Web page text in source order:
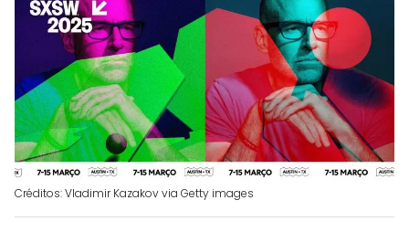
Créditos: Vladimir Kazakov via Getty images